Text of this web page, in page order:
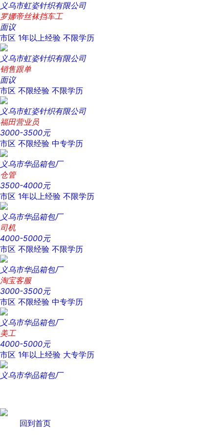
义乌市虹姿针织有限公司
罗娜帝丝袜挡车工
面议
市区 1年以上经验 不限学历
义乌市虹姿针织有限公司
销售跟单
面议
市区 不限经验 不限学历
义乌市虹姿针织有限公司
福田营业员
3000-3500元
市区 不限经验 中专学历
义乌市华品箱包厂
仓管
3500-4000元
市区 1年以上经验 不限学历
义乌市华品箱包厂
司机
4000-5000元
市区 不限经验 不限学历
义乌市华品箱包厂
淘宝客服
3000-3500元
市区 不限经验 中专学历
义乌市华品箱包厂
美工
4000-5000元
市区 1年以上经验 大专学历
义乌市华品箱包厂
回到首页